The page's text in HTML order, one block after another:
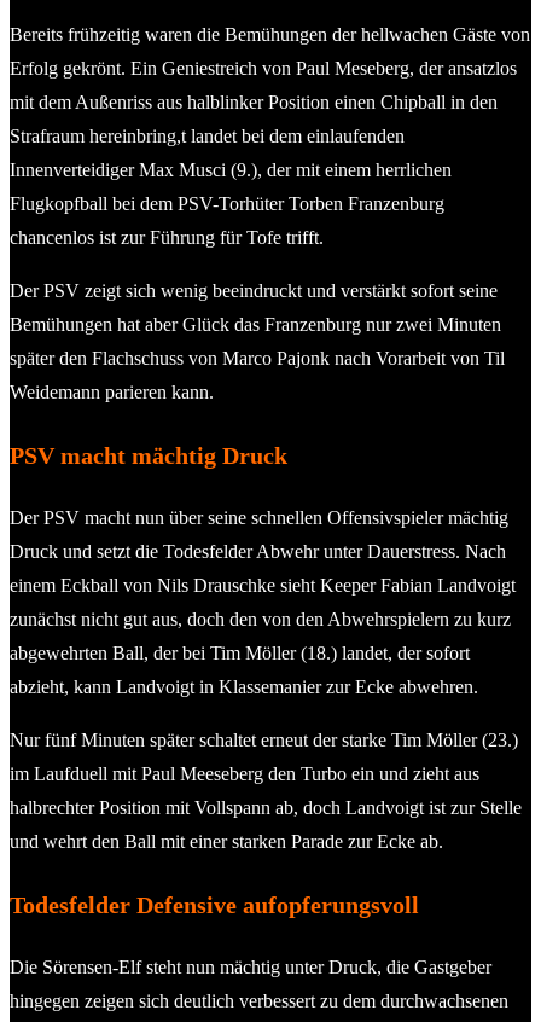
Bereits frühzeitig waren die Bemühungen der hellwachen Gäste von
Erfolg gekrönt. Ein Geniestreich von Paul Meseberg, der ansatzlos
mit dem Außenriss aus halblinker Position einen Chipball in den
Strafraum hereinbring,t landet bei dem einlaufenden
Innenverteidiger Max Musci (9.), der mit einem herrlichen
Flugkopfball bei dem PSV-Torhüter Torben Franzenburg
chancenlos ist zur Führung für Tofe trifft.
Der PSV zeigt sich wenig beeindruckt und verstärkt sofort seine
Bemühungen hat aber Glück das Franzenburg nur zwei Minuten
später den Flachschuss von Marco Pajonk nach Vorarbeit von Til
Weidemann parieren kann.
PSV macht mächtig Druck
Der PSV macht nun über seine schnellen Offensivspieler mächtig
Druck und setzt die Todesfelder Abwehr unter Dauerstress. Nach
einem Eckball von Nils Drauschke sieht Keeper Fabian Landvoigt
zunächst nicht gut aus, doch den von den Abwehrspielern zu kurz
abgewehrten Ball, der bei Tim Möller (18.) landet, der sofort
abzieht, kann Landvoigt in Klassemanier zur Ecke abwehren.
Nur fünf Minuten später schaltet erneut der starke Tim Möller (23.)
im Laufduell mit Paul Meeseberg den Turbo ein und zieht aus
halbrechter Position mit Vollspann ab, doch Landvoigt ist zur Stelle
und wehrt den Ball mit einer starken Parade zur Ecke ab.
Todesfelder Defensive aufopferungsvoll
Die Sörensen-Elf steht nun mächtig unter Druck, die Gastgeber
hingegen zeigen sich deutlich verbessert zu dem durchwachsenen